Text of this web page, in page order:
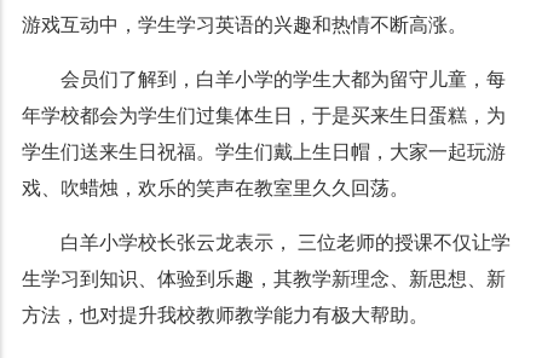
游戏互动中，学生学习英语的兴趣和热情不断高涨。
会员们了解到，白羊小学的学生大都为留守儿童，每
年学校都会为学生们过集体生日，于是买来生日蛋糕，为
学生们送来生日祝福。学生们戴上生日帽，大家一起玩游
戏、吹蜡烛，欢乐的笑声在教室里久久回荡。
白羊小学校长张云龙表示， 三位老师的授课不仅让学
生学习到知识、体验到乐趣，其教学新理念、新思想、新
方法，也对提升我校教师教学能力有极大帮助。